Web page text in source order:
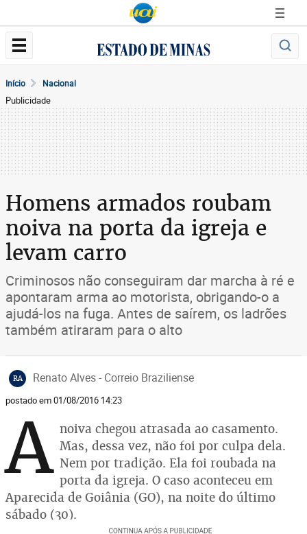
Início Nacional
Publicidade
Homens armados roubam
noiva na porta da igreja e
levam carro
Criminosos não conseguiram dar marcha à ré e
apontaram arma ao motorista, obrigando-o a
ajudá-los na fuga. Antes de saírem, os ladrões
também atiraram para o alto
RA Renato Alves - Correio Braziliense
postado em 01/08/2016 14:23
A noiva chegou atrasada ao casamento.
Mas, dessa vez, não foi por culpa dela.
Nem por tradição. Ela foi roubada na
porta da igreja. O caso aconteceu em
Aparecida de Goiânia (GO), na noite do último
sábado (30).